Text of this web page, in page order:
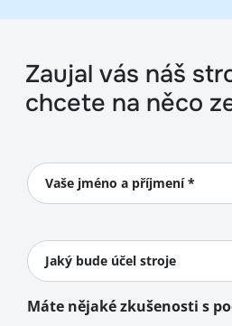
Zaujal vás náš
chcete na něco
Vaše jméno a příjmení *
Jaký bude účel stroje
Máte nějaké zkušenosti s